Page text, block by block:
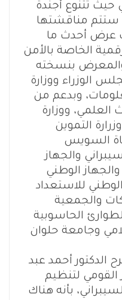
حيث تتنوع أجندة
ستتم مناقشتها
عرض أحدث ما
الخاصة بالأمن
والمعرض بنسخته
الوزراء ووزارة
وبدعم من
العلمي، ووزارة
التموين
السويس
والجهاز
الوطني
الوطني للاستعداد
والجمعية
الحاسوبية
وجامعة حلوان
الدكتور أحمد عبد
القومي لتنظيم
بأنه هناك